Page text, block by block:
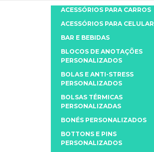
ACESSÓRIOS PARA CARROS
ACESSÓRIOS PARA CELULAR
BAR E BEBIDAS
BLOCOS DE ANOTAÇÕES
PERSONALIZADOS
BOLAS E ANTI-STRESS
PERSONALIZADOS
BOLSAS TÉRMICAS
PERSONALIZADAS
BONÉS PERSONALIZADOS
BOTTONS E PINS
PERSONALIZADOS